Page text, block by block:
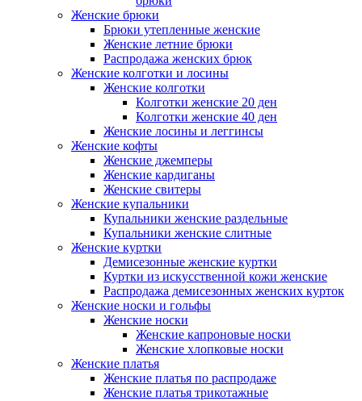
Женские брюки
Брюки утепленные женские
Женские летние брюки
Распродажа женских брюк
Женские колготки и лосины
Женские колготки
Колготки женские 20 ден
Колготки женские 40 ден
Женские лосины и леггинсы
Женские кофты
Женские джемперы
Женские кардиганы
Женские свитеры
Женские купальники
Купальники женские раздельные
Купальники женские слитные
Женские куртки
Демисезонные женские куртки
Куртки из искусственной кожи женские
Распродажа демисезонных женских курток
Женские носки и гольфы
Женские носки
Женские капроновые носки
Женские хлопковые носки
Женские платья
Женские платья по распродаже
Женские платья трикотажные